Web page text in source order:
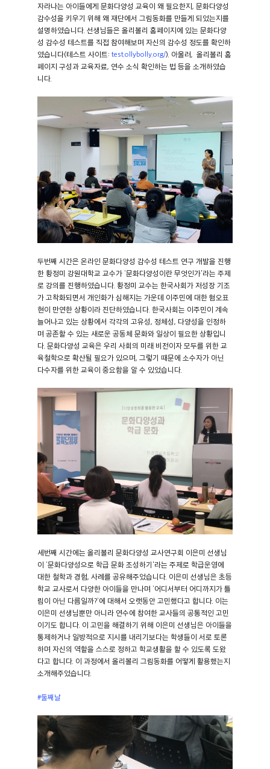
자라나는 아이들에게 문화다양성 교육이 왜 필요한지, 문화다양성
감수성을 키우기 위해 왜 재단에서 그림동화를 만들게 되었는지를
설명하였습니다. 선생님들은 올리볼리 홈페이지에 있는 문화다양
성 감수성 테스트를 직접 참여해보며 자신의 감수성 정도를 확인하
였습니다(테스트 사이트:test.ollybolly.org/). 아울러, 올리볼리 홈
페이지 구성과 교육자료, 연수 소식 확인하는 법 등을 소개하였습
니다.
두번째 시간은 온라인 문화다양성 감수성 테스트 연구 개발을 진행
한 황정미 강원대학교 교수가 ‘문화다양성이란 무엇인가'라는 주제
로 강의를 진행하였습니다. 황정미 교수는 한국사회가 저성장 기조
가 고착화되면서 개인화가 심해지는 가운데 이주민에 대한 혐오표
현이 만연한 상황이라 진단하였습니다. 한국사회는 이주민이 계속
늘어나고 있는 상황에서 각각의 고유성, 정체성, 다양성을 인정하
며 공존할 수 있는 새로운 공동체 문화와 일상이 필요한 상황입니
다. 문화다양성 교육은 우리 사회의 미래 비전이자 모두를 위한 교
육철학으로 확산될 필요가 있으며, 그렇기 때문에 소수자가 아닌
다수자를 위한 교육이 중요함을 알 수 있었습니다.
세번째 시간에는 올리볼리 문화다양성 교사연구회 이은미 선생님
이 ‘문화다양성으로 학급 문화 조성하기'라는 주제로 학급운영에
대한 철학과 경험, 사례를 공유해주었습니다. 이은미 선생님은 초등
학교 교사로서 다양한 아이들을 만나며 ‘어디서부터 어디까지가 틀
림이 아닌 다름일까?’에 대해서 오랫동안 고민했다고 합니다. 이는
이은미 선생님뿐만 아니라 연수에 참여한 교사들의 공통적인 고민
이기도 합니다. 이 고민을 해결하기 위해 이은미 선생님은 아이들을
통제하거나 일방적으로 지시를 내리기보다는 학생들이 서로 토론
하며 자신의 역할을 스스로 정하고 학교생활을 할 수 있도록 도왔
다고 합니다. 이 과정에서 올리볼리 그림동화를 어떻게 활용했는지
소개해주었습니다.
#둘째날